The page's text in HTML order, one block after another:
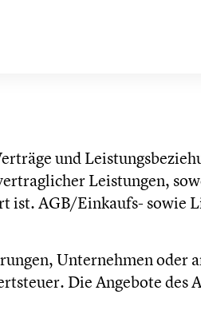
und
Leistungen,
ist. AGB/Einkaufs- sowie
Unternehmen oder
Die Angebote des